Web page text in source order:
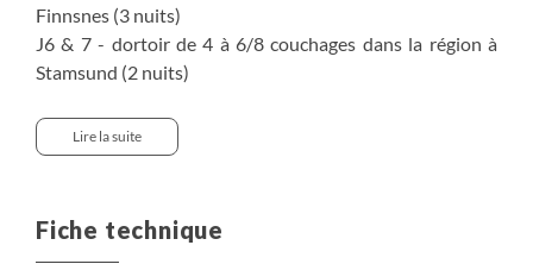
Finnsnes (3 nuits)
J6 & 7 - dortoir de 4 à 6/8 couchages dans la région à
Stamsund (2 nuits)
Ballstad (2 nuits)
J10 & 11 - dortoir de 4 à 6/8 couchages dans la région de
J12 - hôtel en chambre twin ou triple avec salle de bain
(1 nuit)
Lire la suite
Fiche technique